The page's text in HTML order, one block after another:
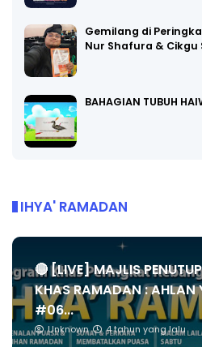
Gemilang di
Nur Shafura & Cikgu
BAHAGIAN TUBUH
IHYA' RAMADAN
🔴 [LIVE] MAJLIS
KHAS RAMADAN : AHLAN
#06...
Unknown 4 tahun yang lalu